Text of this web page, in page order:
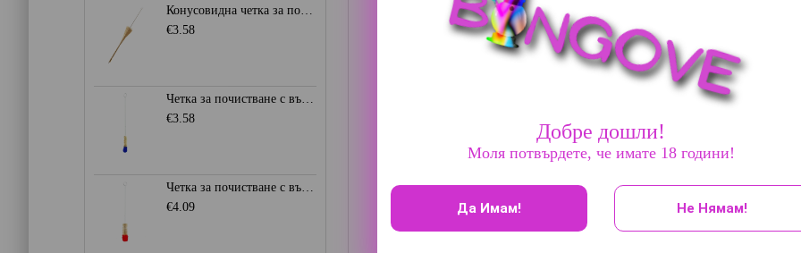
Конусовидна четка за почистване 8 - 30 мм.
€3.58
Четка за почистване с вълнен връх 0мм. - Синя
€3.58
Четка за почистване с вълнен връх 50мм. - Червена
€4.09
Добре дошли!
Моля потвърдете, че имате 18 години!
Да Имам! Не Нямам!